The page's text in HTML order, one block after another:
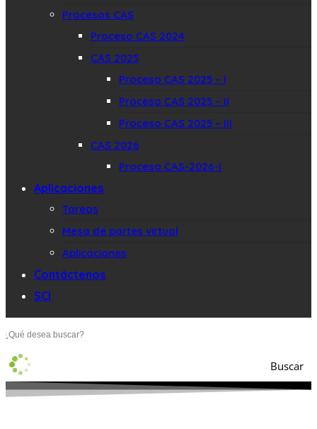
Procesos CAS
Proceso CAS 2024
CAS 2025
Proceso CAS 2025 – I
Proceso CAS 2025 – II
Proceso CAS 2025 – III
CAS 2026
Proceso CAS-2026-I
Aplicaciones
Tareos
Mesa de partes virtual
Aplicaciones
Contáctenos
SCI
Buscar